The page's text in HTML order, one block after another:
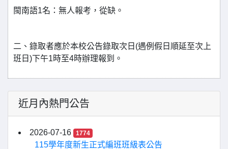
閩南語1名：無人報考，從缺。
二、錄取者應於本校公告錄取次日 (遇例假日順延至次上
班日 )下午1時至4時辦理報到。
近月內熱門公告
2026-07-16 1774
115學年度新生正式編班班級表公告